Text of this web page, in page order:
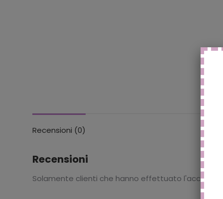
Recensioni (0)
Recensioni
Solamente clienti che hanno effettuato